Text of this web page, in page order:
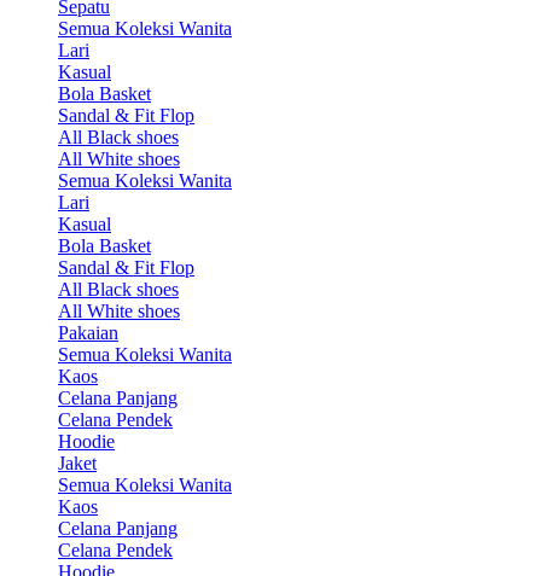
Sepatu
Semua Koleksi Wanita
Lari
Kasual
Bola Basket
Sandal & Fit Flop
All Black shoes
All White shoes
Semua Koleksi Wanita
Lari
Kasual
Bola Basket
Sandal & Fit Flop
All Black shoes
All White shoes
Pakaian
Semua Koleksi Wanita
Kaos
Celana Panjang
Celana Pendek
Hoodie
Jaket
Semua Koleksi Wanita
Kaos
Celana Panjang
Celana Pendek